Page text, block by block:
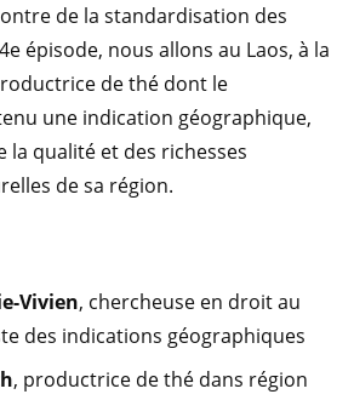
de la standardisation des
épisode, nous allons au Laos, à la
de thé dont le
une indication géographique,
la qualité et des richesses
de sa région.
Vivien, chercheuse en droit au
des indications géographiques
, productrice de thé dans région